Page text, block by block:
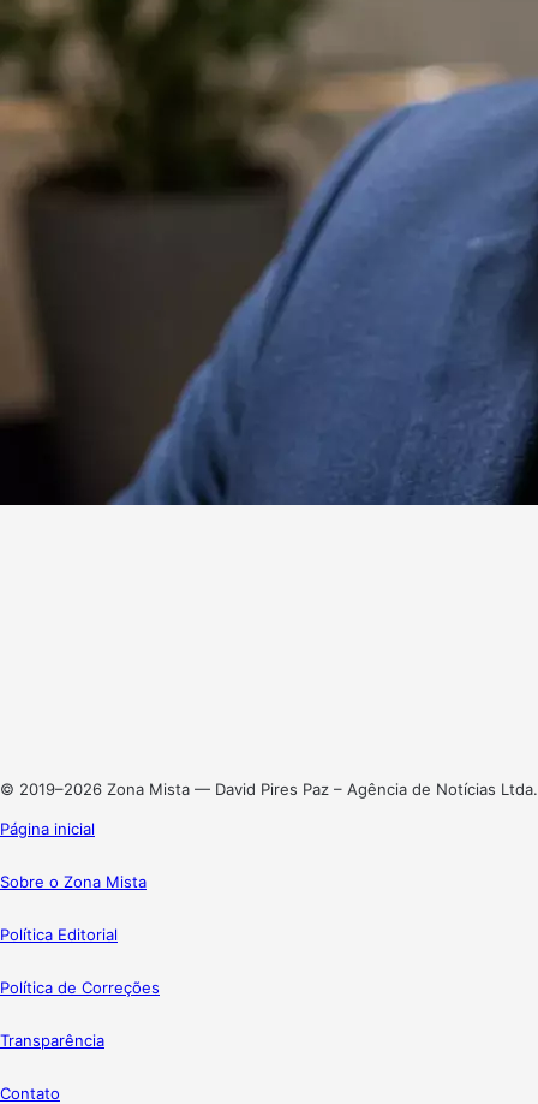
© 2019–2026 Zona Mista — David Pires Paz – Agência de Notícias Ltda.
Página inicial
Sobre o Zona Mista
Política Editorial
Política de Correções
Transparência
Contato